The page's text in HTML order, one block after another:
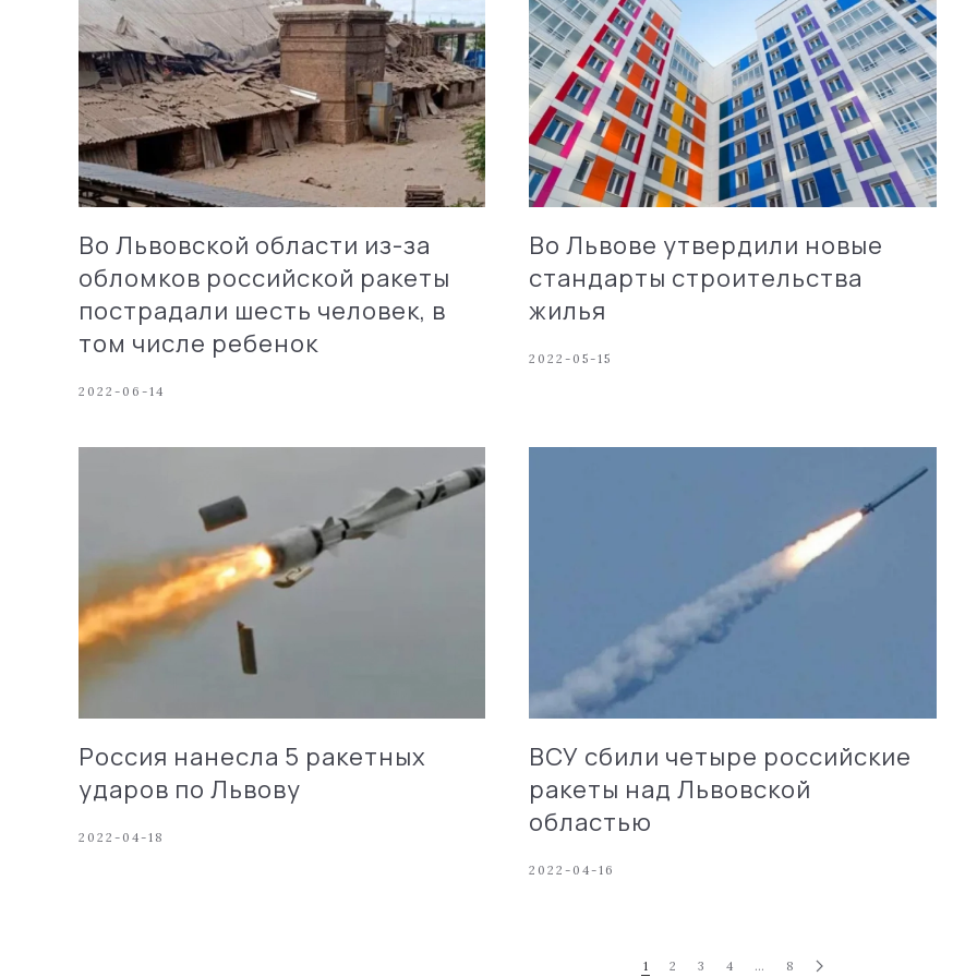
Во Львовской области из-за
обломков российской ракеты
пострадали шесть человек, в
том числе ребенок
2022-06-14
Во Львове утвердили новые
стандарты строительства
жилья
2022-05-15
Россия нанесла 5 ракетных
ударов по Львову
2022-04-18
ВСУ сбили четыре российские
ракеты над Львовской
областью
2022-04-16
1 2 3 4 … 8